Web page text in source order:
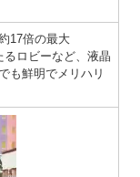
17倍の最大
ロビーなど、液晶
も鮮明でメリハリ